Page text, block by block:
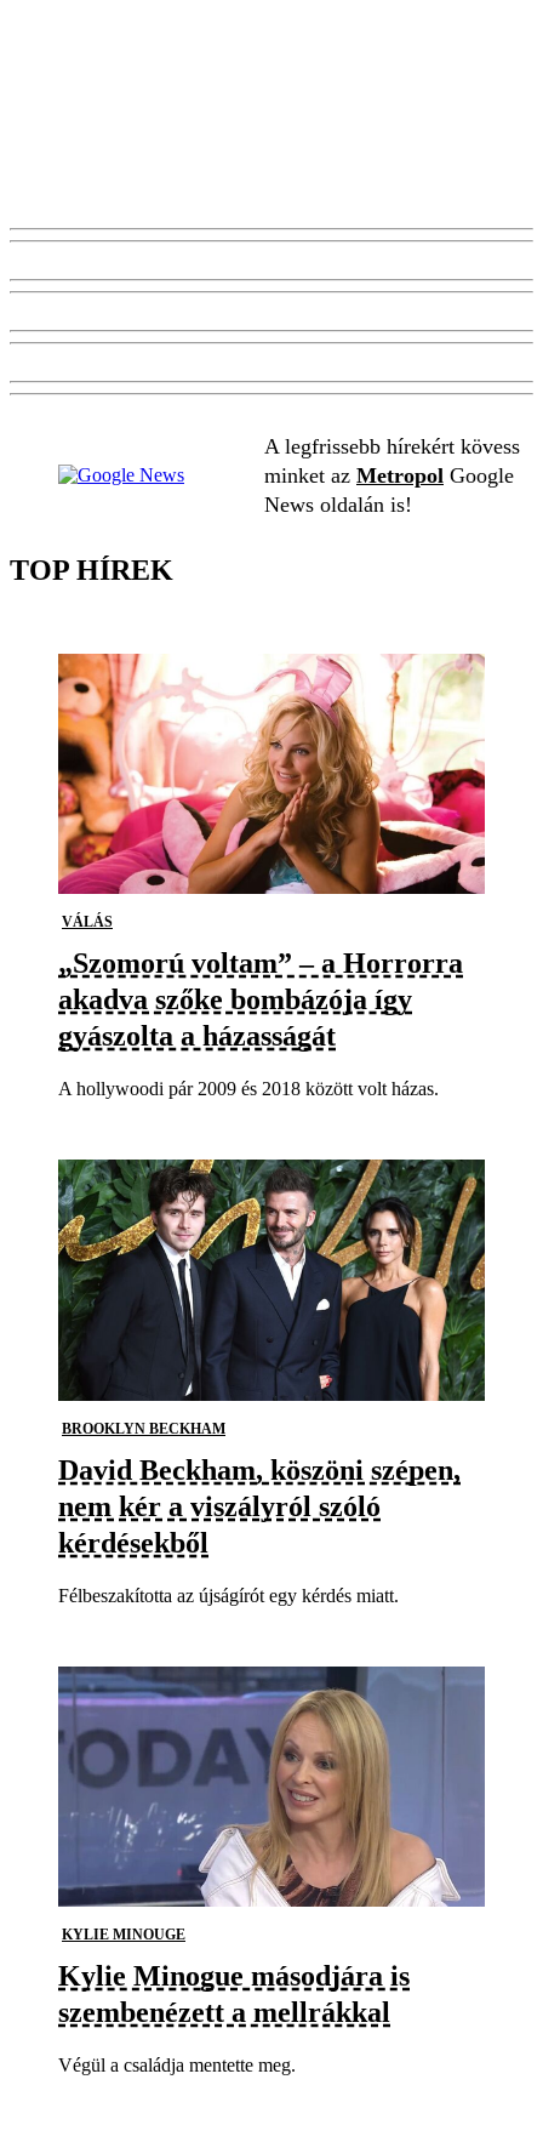
A legfrissebb hírekért kövess
minket az Metropol Google
News oldalán is!
TOP HÍREK
VÁLÁS
„Szomorú voltam” – a Horrorra
akadva szőke bombázója így
gyászolta a házasságát
A hollywoodi pár 2009 és 2018 között volt házas.
BROOKLYN BECKHAM
David Beckham, köszöni szépen,
nem kér a viszályról szóló
kérdésekből
Félbeszakította az újságírót egy kérdés miatt.
KYLIE MINOUGE
Kylie Minogue másodjára is
szembenézett a mellrákkal
Végül a családja mentette meg.